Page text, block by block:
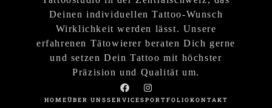
Deinen individuellen Tattoo-Wunsch
Wirklichkeit werden lässt. Unsere
erfahrenen Tätowierer beraten Dich gerne
und setzen Dein Tattoo mit höchster
Präzision und Qualität um.
HOMEÜBER UNSSERVICESPORTFOLIOKONTAKT